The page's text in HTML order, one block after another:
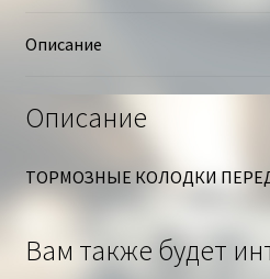
Описание
Описание
ТОРМОЗНЫЕ КОЛОДКИ
Вам также будет